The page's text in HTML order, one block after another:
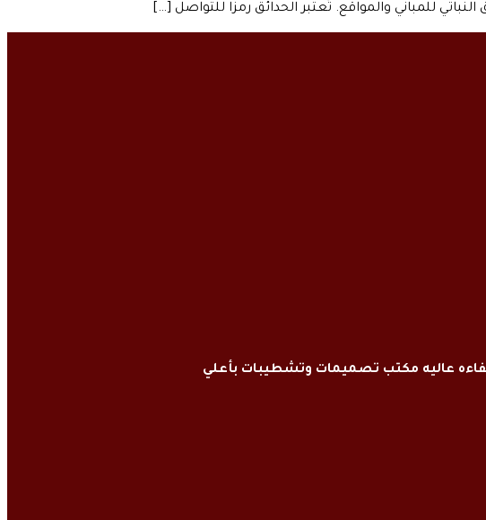
للمباني والمواقع. تُعتبر الحدائق رمزًا للتواصل […]
عاليه مكتب تصميمات وتشطيبات بأعلي